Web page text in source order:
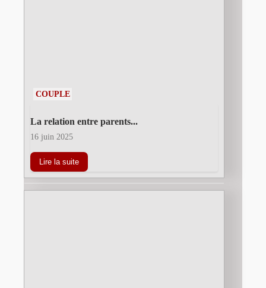
COUPLE
La relation entre parents...
16 juin 2025
Lire la suite